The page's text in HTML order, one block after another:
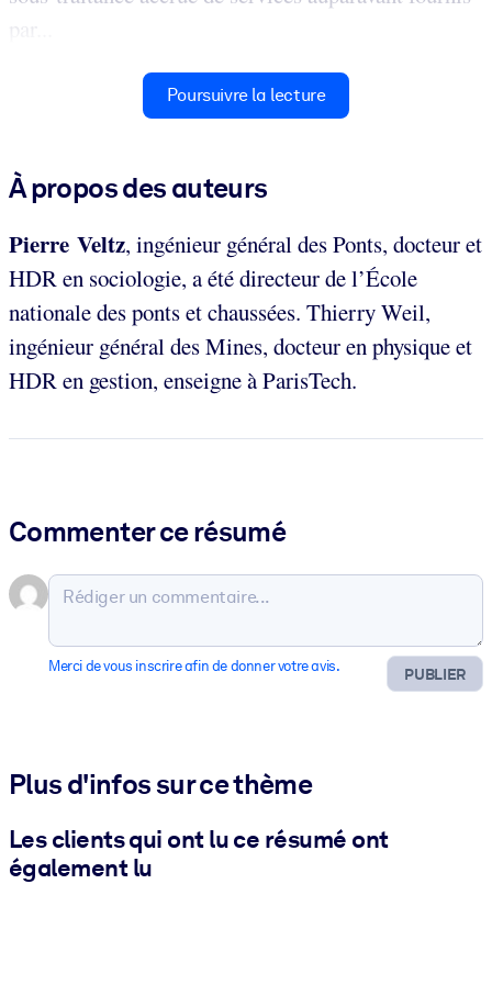
Poursuivre la lecture
À propos des auteurs
Pierre Veltz, ingénieur général des Ponts, docteur et
HDR en sociologie, a été directeur de l’École
nationale des ponts et chaussées. Thierry Weil,
ingénieur général des Mines, docteur en physique et
HDR en gestion, enseigne à ParisTech.
Commenter ce résumé
PUBLIER
Merci de vous inscrire afin de donner votre avis.
Plus d'infos sur ce thème
Les clients qui ont lu ce résumé ont
également lu